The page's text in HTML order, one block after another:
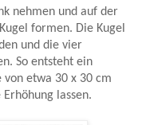
nehmen und auf der
formen. Die Kugel
und die vier
So entsteht ein
von etwa 30 x 30 cm
lassen.